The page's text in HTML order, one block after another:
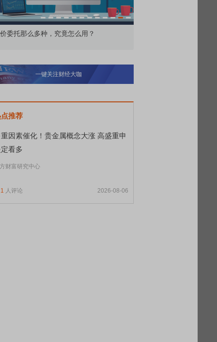
委托那么多种，究竟怎么用？
一键关注财经大咖
推荐
因素催化！贵金属概念大涨 高盛重申
看多
财富研究中心
人评论 2026-08-06